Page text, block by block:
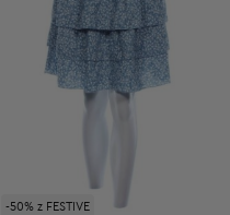
-50% z FESTIVE